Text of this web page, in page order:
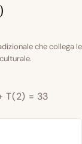
che collega le
T(2) = 33